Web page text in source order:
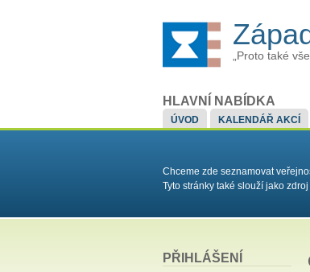
„Proto také
HLAVNÍ NABÍDKA
ÚVOD KALENDÁŘ AKCÍ
Chceme zde seznamovat
Tyto stránky také slouží jako
PŘIHLÁŠENÍ